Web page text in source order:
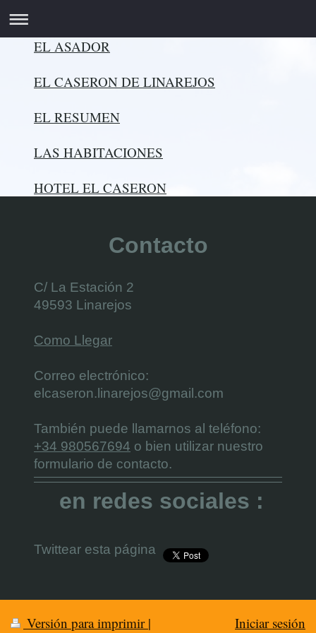
EL ASADOR
EL CASERON DE LINAREJOS
EL RESUMEN
LAS HABITACIONES
HOTEL EL CASERON
Contacto
C/ La Estación 2
49593 Linarejos
Como Llegar
Correo electrónico:
elcaseron.linarejos@gmail.com
También puede llamarnos al teléfono:
+34 980567694 o bien utilizar nuestro
formulario de contacto.
en redes sociales :
Twittear esta página
Versión para imprimir |
Iniciar sesión